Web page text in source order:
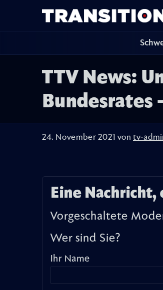
TTV News:
Bundesrates
24. November 2021 von tv-
Eine Nachricht,
Vorgeschaltete
Wer sind Sie?
Ihr Name